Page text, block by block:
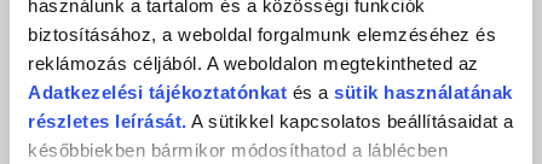
használunk a tartalom és a közösségi funkciók
biztosításához, a weboldal forgalmunk elemzéséhez és
reklámozás céljából. A weboldalon megtekintheted az
Adatkezelési tájékoztatónkat és a sütik használatának
részletes leírását. A sütikkel kapcsolatos beállításaidat a
későbbiekben bármikor módosíthatod a láblécben
TERMÉKEK